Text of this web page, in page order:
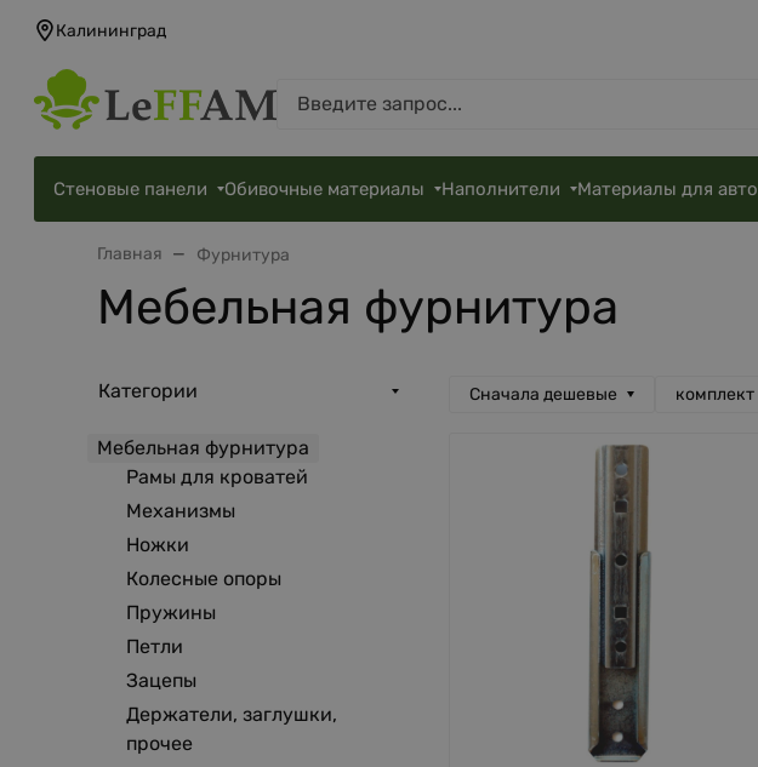
Калининград
Стеновые панели Обивочные материалы Наполнители Материалы для авто
Главная Фурнитура
Мебельная фурнитура
Категории
Мебельная фурнитура
Рамы для кроватей
Механизмы
Ножки
Колесные опоры
Пружины
Петли
Зацепы
Держатели, заглушки,
прочее
Сначала дешевые комплект